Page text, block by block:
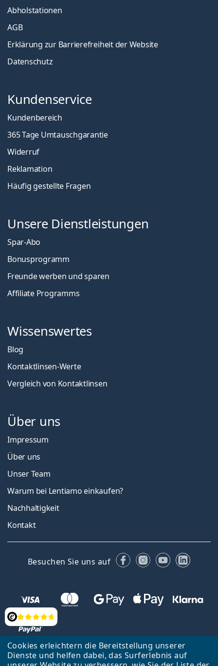
Cookies erleichtern die Bereitstellung unserer
Dienste und helfen dabei, das Surferlebnis auf
Bewertung
Abholstationen
AGB
Erklärung zur Barrierefreiheit der Website
Datenschutz
Kundenservice
Kundenbereich
365 Tage Umtauschgarantie
Widerruf
Reklamation
Häufig gestellte Fragen
Unsere Dienstleistungen
Spar-Abo
Bonusprogramm
Freunde werben und sparen
Affiliate Programms
Wissenswertes
Blog
Kontaktlinsen-Werte
Vergleich von Kontaktlinsen
Über uns
Impressum
Über uns
Unser Team
Warum bei Lentiamo einkaufen?
Nachhaltigkeit
Kontakt
Besuchen Sie uns auf FacebookInstagram
YouTube
Zurück zur Hauptseite Nach oben Français